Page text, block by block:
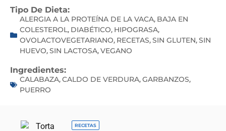
Tipo De Dieta:
ALERGIA A LA PROTEÍNA DE LA VACA, BAJA EN
COLESTEROL, DIABÉTICO, HIPOGRASA,
OVOLACTOVEGETARIANO, RECETAS,SIN GLUTEN,SIN
HUEVO,SIN LACTOSA,VEGANO
Ingredientes:
CALABAZA,CALDO DE VERDURA,GARBANZOS,
PUERRO
RECETAS